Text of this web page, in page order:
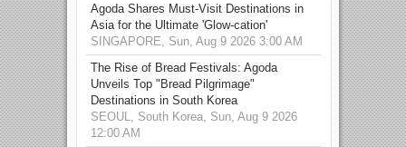
Agoda Shares Must-Visit Destinations in
Asia for the Ultimate 'Glow-cation'
SINGAPORE, Sun, Aug 9 2026 3:00 AM
The Rise of Bread Festivals: Agoda
Unveils Top "Bread Pilgrimage"
Destinations in South Korea
SEOUL, South Korea, Sun, Aug 9 2026
12:00 AM